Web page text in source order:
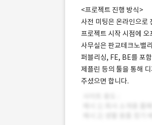
<프로젝트 진행 방식>
사전 미팅은 온라인으로
프로젝트 시작 시점에
사무실은 판교테크노밸
퍼블리싱, FE, BE를 포
제플린 등의 툴을 통해
주셨으면 합니다.